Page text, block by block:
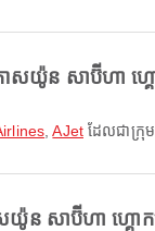
ាសយ៉ូន សាប៊ីហា ហ្
,AJetដែលជាក្រុ
យ៉ូន សាប៊ីហា ហ្គោ